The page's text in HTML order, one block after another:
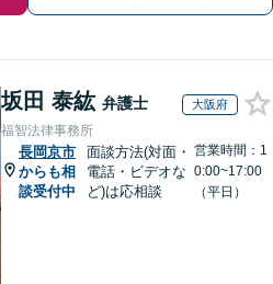
坂田 泰紘 弁護士 大阪府
福智法律事務所
長岡京市
からも相
談受付中
面談方法(対面・
電話・ビデオな
ど)は応相談
営業時間：1
0:00~17:00
（平日）